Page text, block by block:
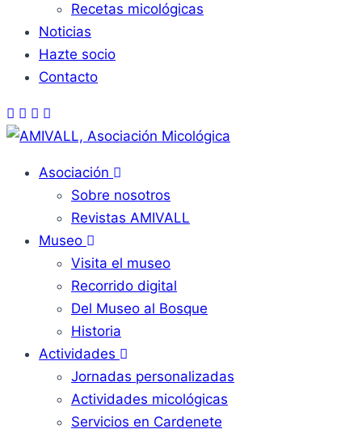
Recetas micológicas
Noticias
Hazte socio
Contacto
Asociación
Sobre nosotros
Revistas AMIVALL
Museo
Visita el museo
Recorrido digital
Del Museo al Bosque
Historia
Actividades
Jornadas personalizadas
Actividades micológicas
Servicios en Cardenete